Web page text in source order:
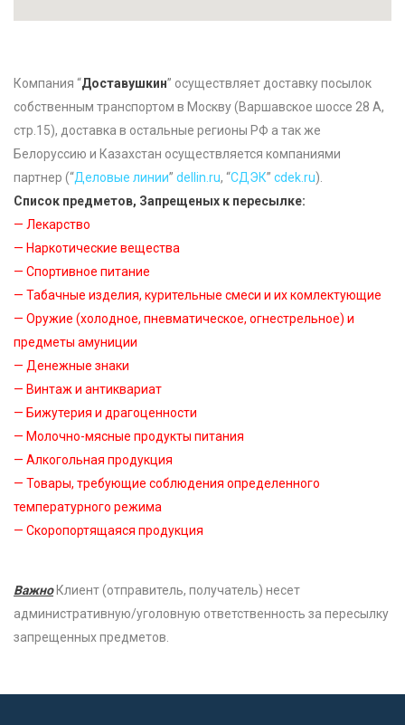
Компания “Доставушкин” осуществляет доставку посылок
собственным транспортом в Москву (Варшавское шоссе 28 А,
стр.15), доставка в остальные регионы РФ а так же
Белоруссию и Казахстан осуществляется компаниями
партнер (“Деловые линии” dellin.ru, “CДЭК” cdek.ru).
Список предметов, Запрещеных к пересылке:
— Лекарство
— Наркотические вещества
— Спортивное питание
— Табачные изделия, курительные смеси и их комлектующие
— Оружие (холодное, пневматическое, огнестрельное) и
предметы амуниции
— Денежные знаки
— Винтаж и антиквариат
— Бижутерия и драгоценности
— Молочно-мясные продукты питания
— Алкогольная продукция
— Товары, требующие соблюдения определенного
температурного режима
— Скоропортящаяся продукция
ВажноКлиент (отправитель, получатель) несет
административную/уголовную ответственность за пересылку
запрещенных предметов.